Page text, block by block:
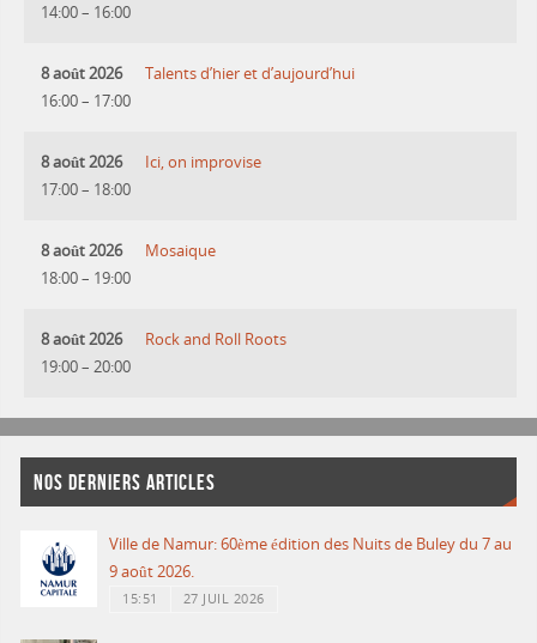
14:00– 16:00
8 août 2026
16:00– 17:00
Talents d’hier et d’aujourd’hui
8 août 2026
17:00– 18:00
Ici, on improvise
8 août 2026
18:00– 19:00
Mosaique
8 août 2026
19:00– 20:00
Rock and Roll Roots
NOS DERNIERS ARTICLES
Ville de Namur: 60ème édition des Nuits de Buley du 7 au
9 août 2026.
15:51 27 JUIL 2026